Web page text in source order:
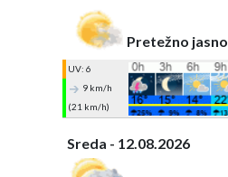
Pretežno jasno
UV: 6
9 km/h
(21 km/h)
Sreda - 12.08.2026